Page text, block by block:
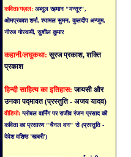
कविता/गज़ल: अब्दुल रहमान "मन्सूर",
ओमप्रकाश शर्मा, श्यामल सुमन, कुलदीप अन्जुम,
नीरज गोस्वामी, सुशील कुमार
कहानी/लघुकथा:सूरज प्रकाश, शक्ति
प्रकाश
हिन्दी साहित्य का इतिहास:जायसी और
उनका पद्मावत (प्रस्तुति - अजय यादव)
वीडियो: ग्लोबल वार्मिंग पर राजीव रंजन प्रसाद की
कविता का प्रसारण "चैनल वन" से (प्रस्तुति -
देवेश वशिष्ठ ’खबरी’)